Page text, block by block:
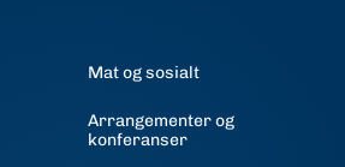
Mat og sosialt
Arrangementer og
konferanser